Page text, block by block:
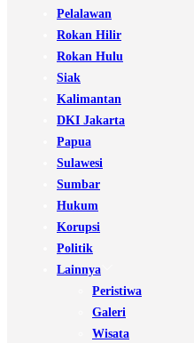
Pelalawan
Rokan Hilir
Rokan Hulu
Siak
Kalimantan
DKI Jakarta
Papua
Sulawesi
Sumbar
Hukum
Korupsi
Politik
Lainnya
Peristiwa
Galeri
Wisata